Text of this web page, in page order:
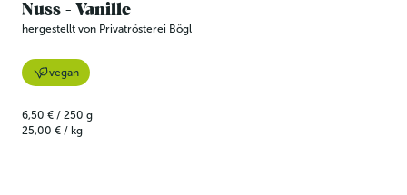
Nuss - Vanille
hergestellt von Privatrösterei Bögl
vegan
6,50 € / 250 g
25,00 € / kg